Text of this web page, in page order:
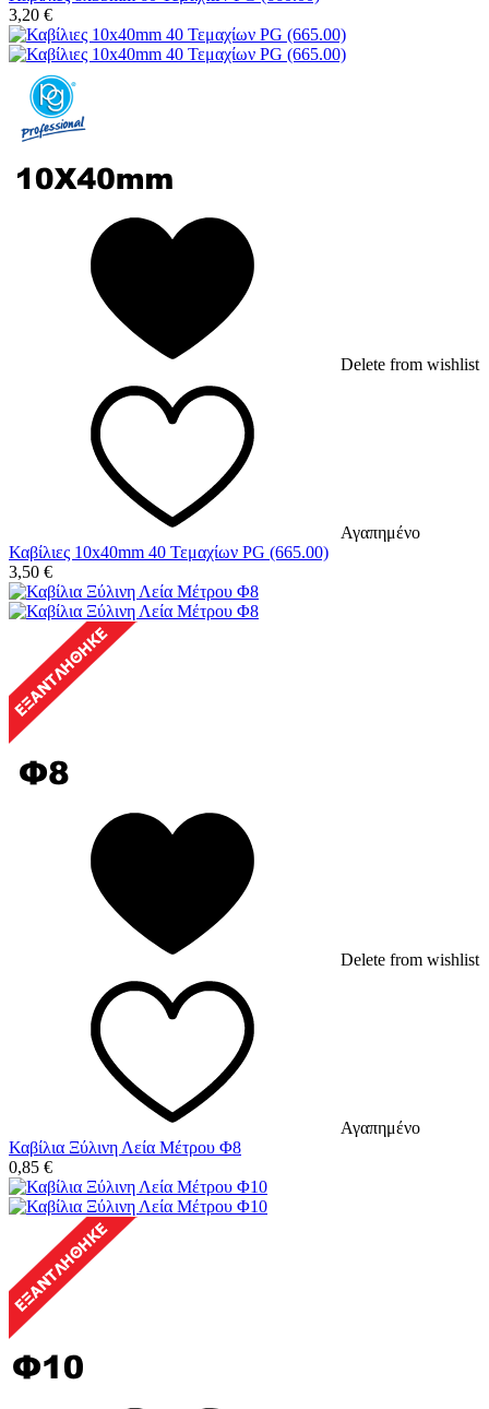
3,20 €
Delete from wishlist
Αγαπημένο
Καβίλιες 10x40mm 40 Τεμαχίων PG (665.00)
3,50 €
Delete from wishlist
Αγαπημένο
Καβίλια Ξύλινη Λεία Μέτρου Φ8
0,85 €